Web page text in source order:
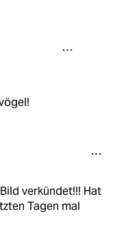
verkündet!!! Hat
Tagen mal